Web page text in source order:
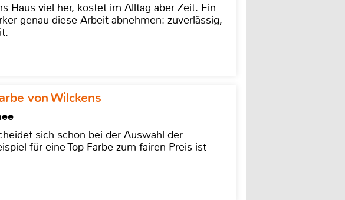
Haus viel her, kostet im Alltag aber Zeit. Ein
genau diese Arbeit abnehmen: zuverlässig,
von Wilckens
sich schon bei der Auswahl der
für eine Top-Farbe zum fairen Preis ist